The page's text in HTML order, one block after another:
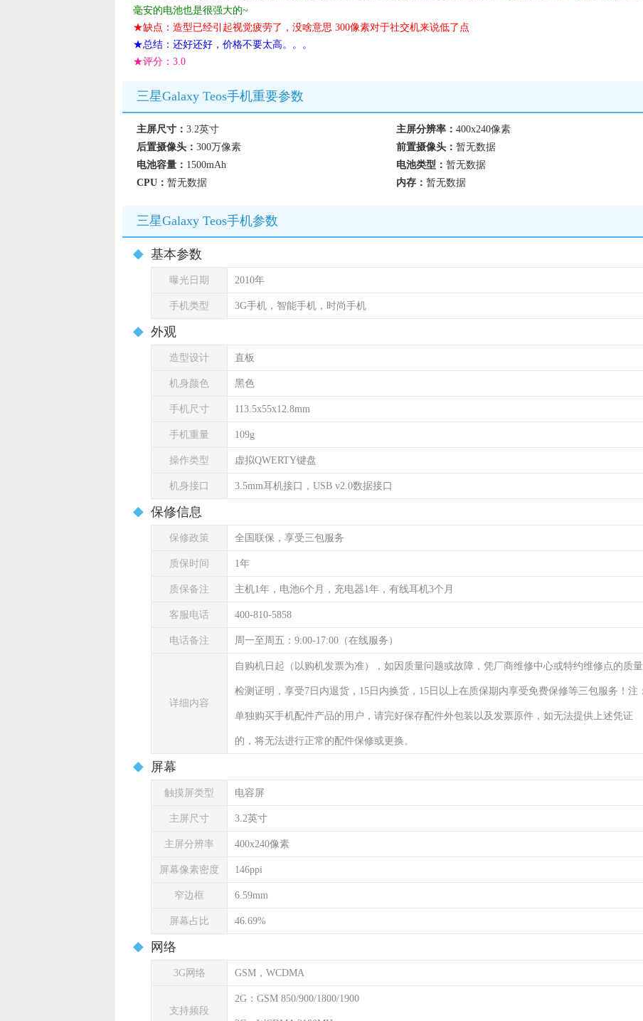
毫安的电池也是很强大的~
★缺点：造型已经引起视觉疲劳了，没啥意思 300像素对于社交机来说低了点
★总结：还好还好，价格不要太高。。。
★评分： 3.0
三星Galaxy Teos手机重要参数
主屏尺寸： 3.2英寸 主屏分辨率： 400x240像素
后置摄像头： 300万像素 前置摄像头： 暂无数据
电池容量： 1500mAh 电池类型： 暂无数据
CPU： 暂无数据 内存： 暂无数据
三星Galaxy Teos手机参数
基本参数
曝光日期 2010年
手机类型 3G手机，智能手机，时尚手机
外观
造型设计 直板
机身颜色 黑色
手机尺寸 113.5x55x12.8mm
手机重量 109g
操作类型 虚拟QWERTY键盘
机身接口 3.5mm耳机接口，USB v2.0数据接口
保修信息
保修政策 全国联保，享受三包服务
质保时间 1年
质保备注 主机1年，电池6个月，充电器1年，有线耳机3个月
客服电话 400-810-5858
电话备注 周一至周五：9:00-17:00（在线服务）
详细内容
自购机日起（以购机发票为准），如因质量问题或故障，凭厂商维修中心或特约维修点的质量
检测证明，享受7日内退货，15日内换货，15日以上在质保期内享受免费保修等三包服务！注：
单独购买手机配件产品的用户，请完好保存配件外包装以及发票原件，如无法提供上述凭证
的，将无法进行正常的配件保修或更换。
屏幕
触摸屏类型 电容屏
主屏尺寸 3.2英寸
主屏分辨率 400x240像素
屏幕像素密度 146ppi
窄边框 6.59mm
屏幕占比 46.69%
网络
3G网络 GSM，WCDMA
支持频段
2G：GSM 850/900/1800/1900